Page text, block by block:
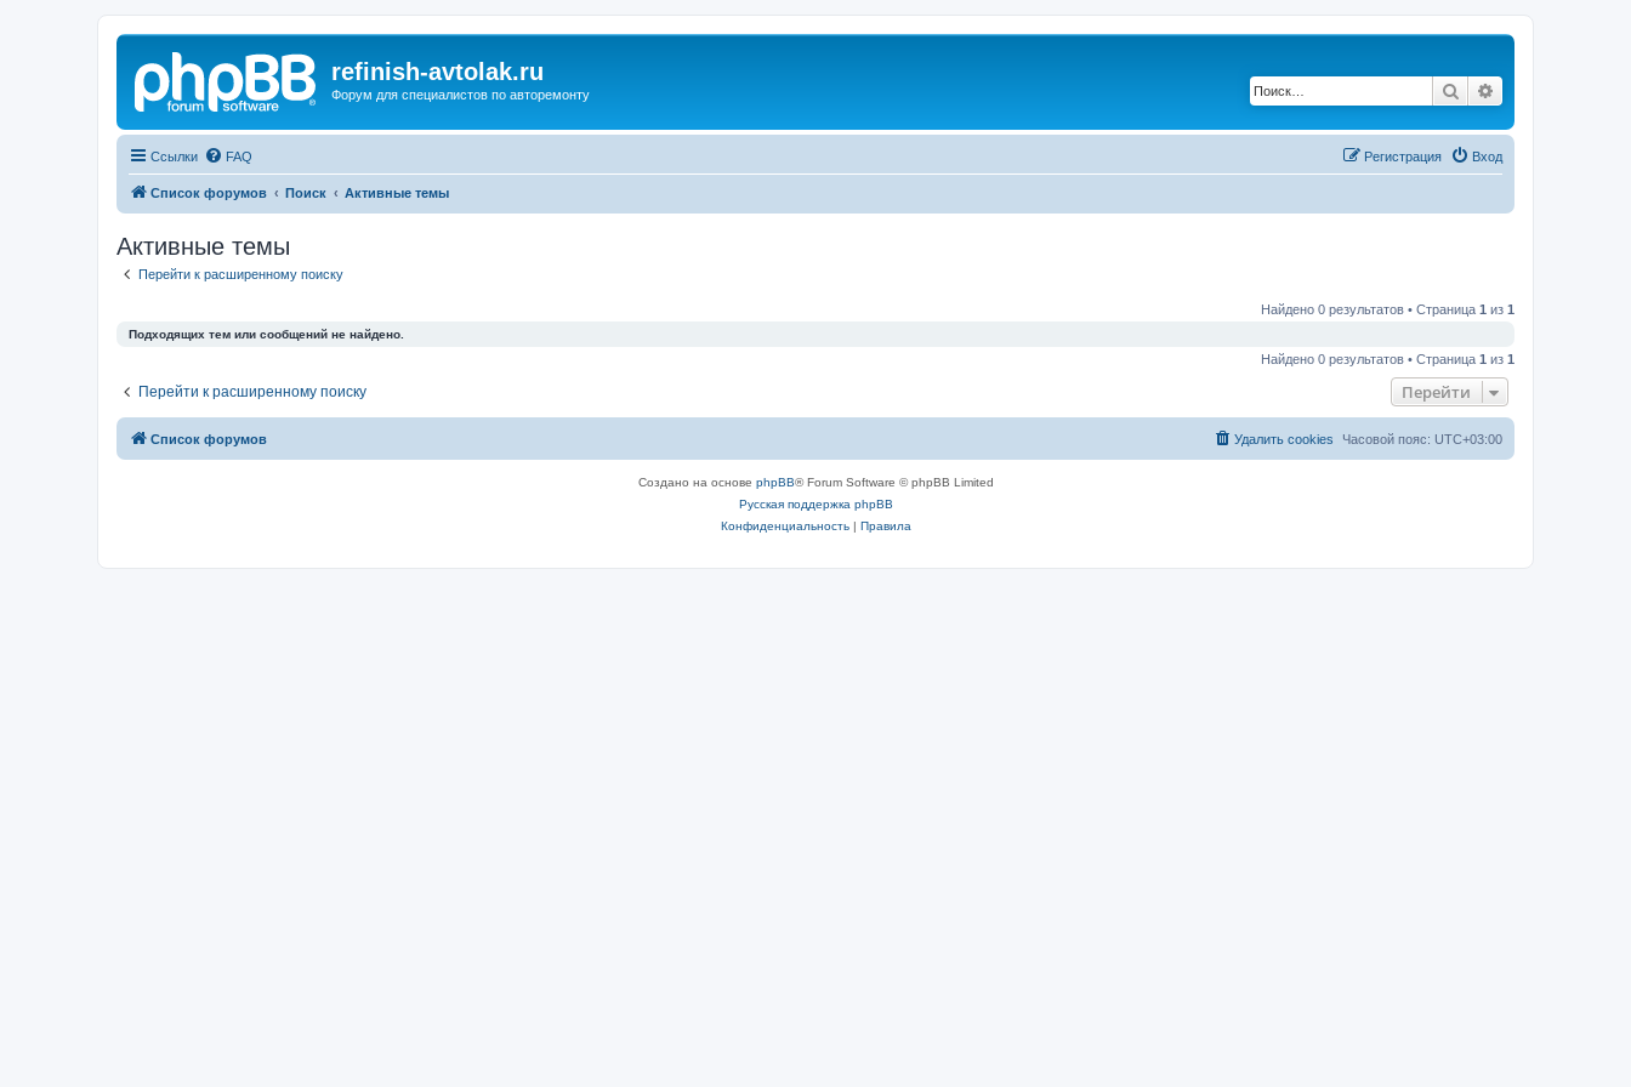
refinish-avtolak.ru
Форум для специалистов по авторемонту Поиск
Ссылки FAQ Вход
Регистрация
Список форумов Поиск Активные темы
Активные темы
Перейти к расширенному поиску
Найдено 0 результатов • Страница 1 из 1
Подходящих тем или сообщений не найдено.
Найдено 0 результатов • Страница 1 из 1
Перейти к расширенному поиску Перейти
Список форумов Часовой пояс: UTC+03:00
Удалить cookies
Создано на основе phpBB® Forum Software © phpBB Limited
Русская поддержка phpBB
Конфиденциальность| Правила